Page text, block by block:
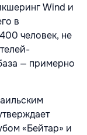
Wind и
в
человек, не
— примерно
«Бейтар» и